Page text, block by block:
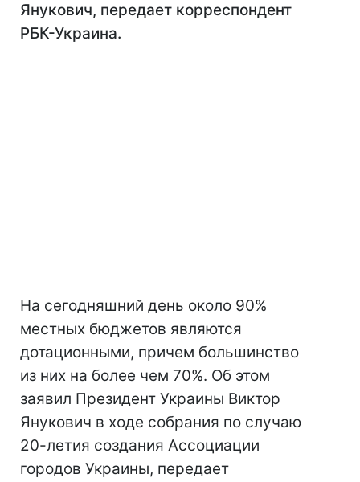
Янукович, передает корреспондент
РБК-Украина.
На сегодняшний день около 90%
местных бюджетов являются
дотационными, причем большинство
из них на более чем 70%. Об этом
заявил Президент Украины Виктор
Янукович в ходе собрания по случаю
20-летия создания Ассоциации
городов Украины, передает